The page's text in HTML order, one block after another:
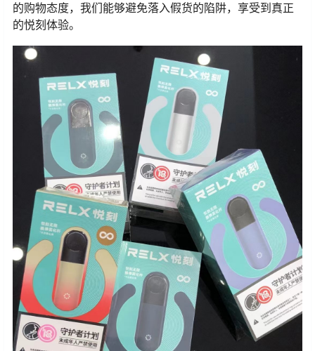
的购物态度，我们能够避免落入假货的陷阱，享受到真正
的悦刻体验。